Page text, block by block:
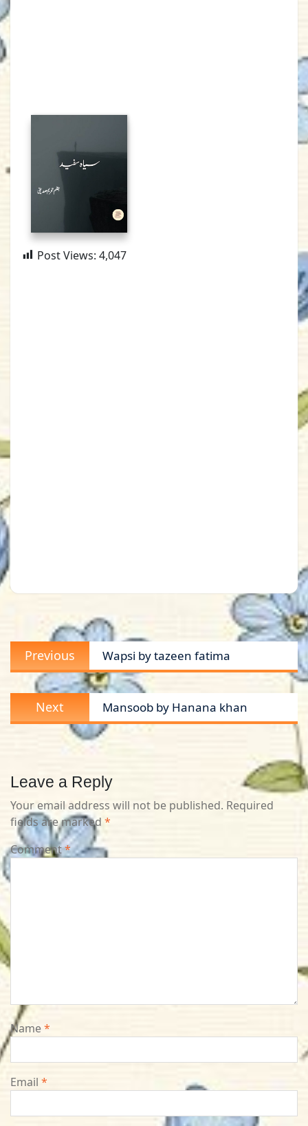
Post Views: 4,047
Post
navigation
Previous
post:
Wapsi by tazeen fatima
Next
post:
Mansoob by Hanana khan
Leave a Reply
Your email address will not be published. Required
fields are marked *
Comment*
Name*
Email *